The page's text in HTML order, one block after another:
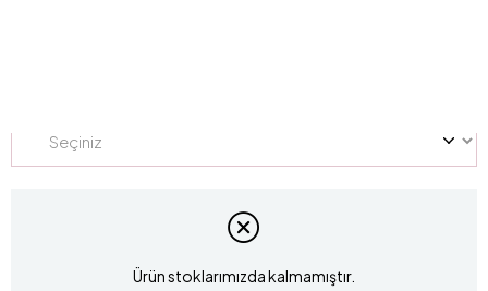
Ürün stoklarımızda kalmamıştır.